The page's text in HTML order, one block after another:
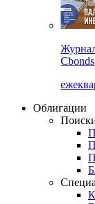
Облигации